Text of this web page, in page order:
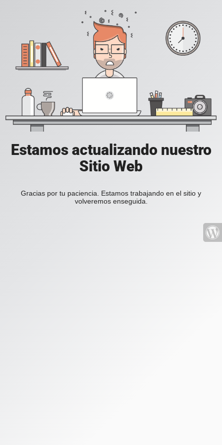
Estamos actualizando nuestro
Sitio Web
Gracias por tu paciencia. Estamos trabajando en el sitio y
volveremos enseguida.